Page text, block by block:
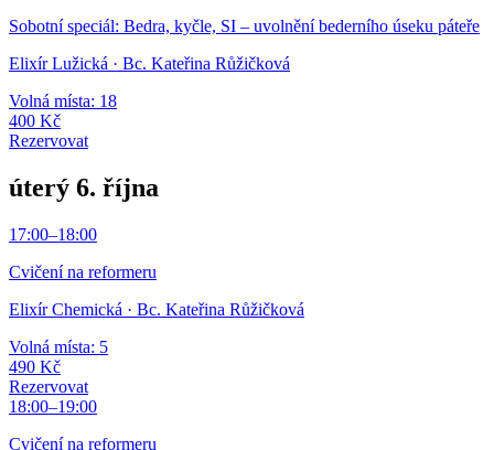
Sobotní speciál: Bedra, kyčle, SI – uvolnění bederního úseku páteře
Elixír Lužická · Bc. Kateřina Růžičková
Volná místa: 18
400 Kč
Rezervovat
úterý 6. října
17:00–18:00
Cvičení na reformeru
Elixír Chemická · Bc. Kateřina Růžičková
Volná místa: 5
490 Kč
Rezervovat
18:00–19:00
Cvičení na reformeru